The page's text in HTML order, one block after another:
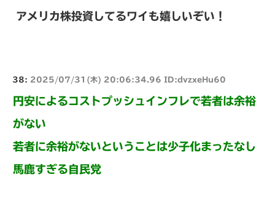
アメリカ株投資してるワイも嬉しいぞい！
38: 2025/07/31(木) 20:06:34.96 ID:dvzxeHu60
円安によるコストプッシュインフレで若者は余裕
がない
若者に余裕がないということは少子化まったなし
馬鹿すぎる自民党